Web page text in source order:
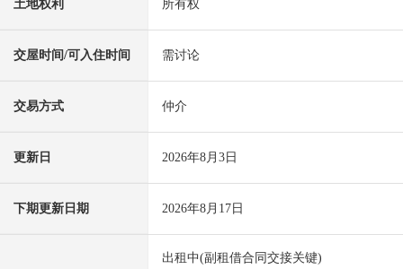
土地权利 所有权
交屋时间/可入住时间 需讨论
交易方式 仲介
更新日 2026年8月3日
下期更新日期 2026年8月17日
出租中(副租借合同交接关键)